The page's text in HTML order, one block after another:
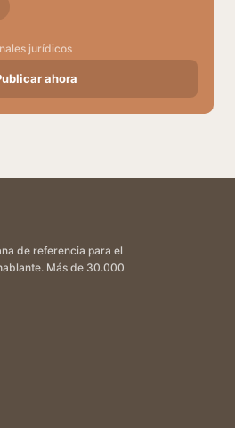
jurídicos
ahora
de referencia para el
Más de 30.000